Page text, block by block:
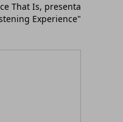
That Is, presenta
Experience"